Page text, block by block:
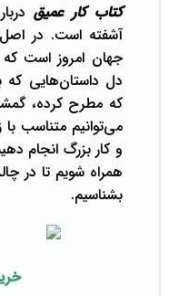
کتاب کار عمیق
آشفته است. در
جهان امروز است
دل داستان­‌هایی که
که مطرح کرده،
می‌توانیم متناسب با
و کار بزرگ انجام
همراه شویم تا در
بشناسیم.